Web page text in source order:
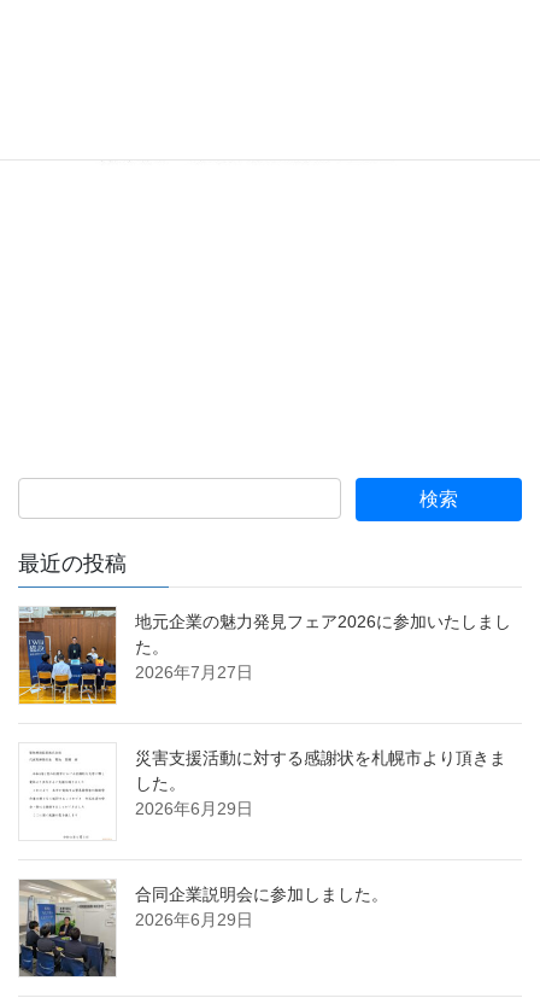
最近の投稿
地元企業の魅力発見フェア2026に参加いたしまし
た。
2026年7月27日
災害支援活動に対する感謝状を札幌市より頂きま
した。
2026年6月29日
合同企業説明会に参加しました。
2026年6月29日